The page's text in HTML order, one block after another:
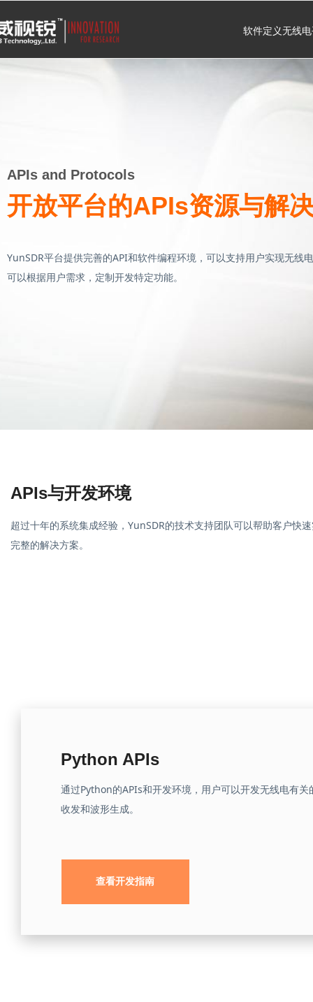
软件定义无线
APIs与开发环境
超过十年的系统集成经验，YunSDR的技术支持团队可以帮助客户快
完整的解决方案。
YunSDR平台提供完善的API和软件编程环境，可以支持用户实现无线
可以根据用户需求，定制开发特定功能。
开放平台的APIs资源与解
APIs and Protocols
Python APIs
通过Python的APIs和开发环境，用户可以开发无线电有
收发和波形生成。
查看开发指南